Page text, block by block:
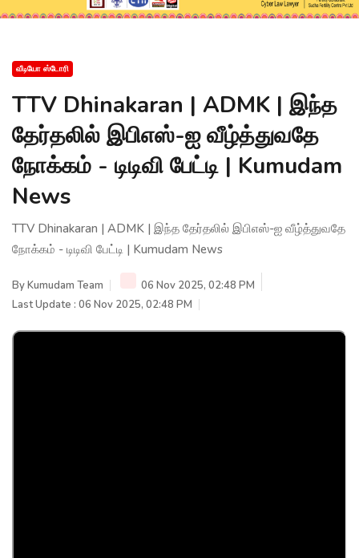
வீடியோ ஸ்டோரி
TTV Dhinakaran | ADMK | இந்த
தேர்தலில் இபிஎஸ்-ஐ வீழ்த்துவதே
நோக்கம் - டிடிவி பேட்டி | Kumudam
News
TTV Dhinakaran | ADMK | இந்த தேர்தலில் இபிஎஸ்-ஐ வீழ்த்துவதே
நோக்கம் - டிடிவி பேட்டி | Kumudam News
ByKumudam Team
06 Nov 2025, 02:48 PM
Last Update : 06 Nov 2025, 02:48 PM